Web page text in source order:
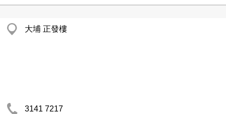
大埔 正發樓
3141 7217